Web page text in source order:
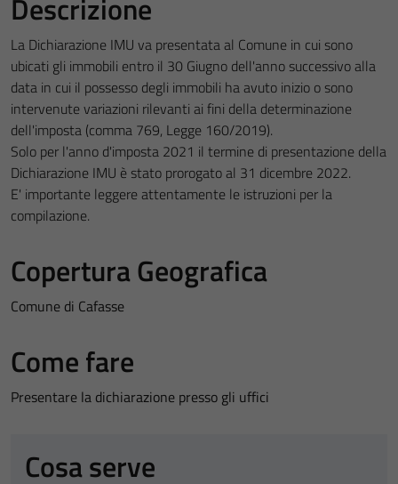
Descrizione
La Dichiarazione IMU va presentata al Comune in cui sono
ubicati gli immobili entro il 30 Giugno dell'anno successivo alla
data in cui il possesso degli immobili ha avuto inizio o sono
intervenute variazioni rilevanti ai fini della determinazione
dell'imposta (comma 769, Legge 160/2019).
Solo per l'anno d'imposta 2021 il termine di presentazione della
Dichiarazione IMU è stato prorogato al 31 dicembre 2022.
E' importante leggere attentamente le istruzioni per la
compilazione.
Copertura Geografica
Comune di Cafasse
Come fare
Presentare la dichiarazione presso gli uffici
Cosa serve